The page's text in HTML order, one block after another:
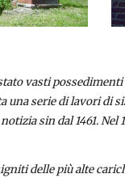
vasti
una serie di lavori di
sin dal 1461.
delle più alte